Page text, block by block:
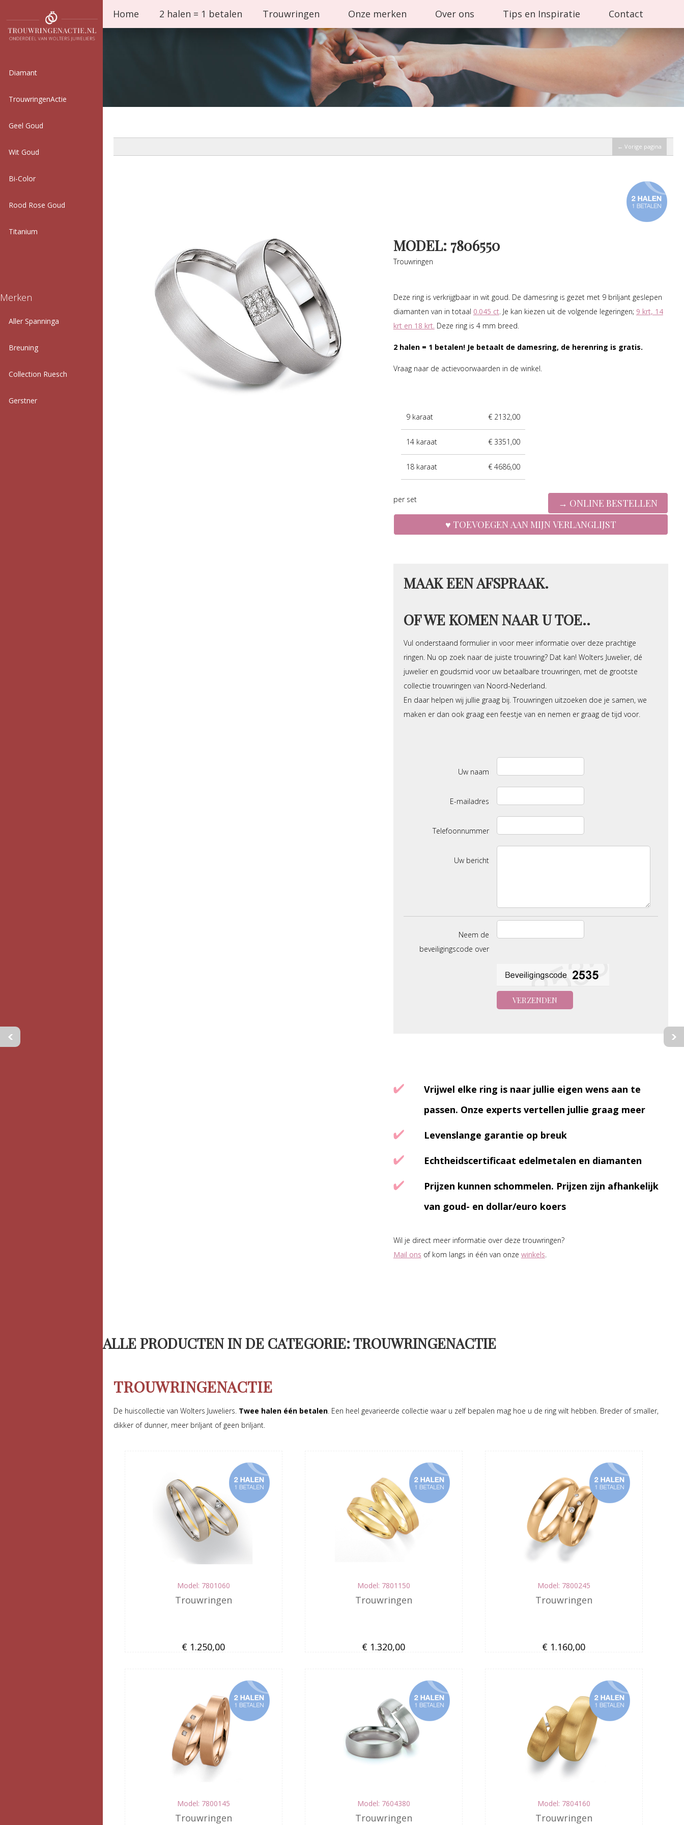
Diamant
TrouwringenActie
Geel Goud
Wit Goud
Bi-Color
Rood Rose Goud
Titanium
Merken
Aller Spanninga
Breuning
Collection Ruesch
Gerstner
Home 2 halen = 1 betalen Trouwringen Onze merken Over ons Tips en Inspiratie Contact
← Vorige pagina
MODEL: 7806550
Trouwringen
Deze ring is verkrijgbaar in wit goud. De damesring is gezet met 9 briljant geslepen
diamanten van in totaal 0.045 ct. Je kan kiezen uit de volgende legeringen; 9 krt, 14
krt en 18 krt. Deze ring is 4 mm breed.
2 halen = 1 betalen! Je betaalt de damesring, de herenring is gratis.
Vraag naar de actievoorwaarden in de winkel.
9 karaat € 2132,00
14 karaat € 3351,00
18 karaat € 4686,00
per set
MAAK EEN AFSPRAAK.
OF WE KOMEN NAAR U TOE..
Vul onderstaand formulier in voor meer informatie over deze prachtige
ringen. Nu op zoek naar de juiste trouwring? Dat kan! Wolters Juwelier, dé
juwelier en goudsmid voor uw betaalbare trouwringen, met de grootste
collectie trouwringen van Noord-Nederland.
En daar helpen wij jullie graag bij. Trouwringen uitzoeken doe je samen, we
maken er dan ook graag een feestje van en nemen er graag de tijd voor.
Uw naam
E-mailadres
Telefoonnummer
Uw bericht
Neem de
beveiligingscode over
Vrijwel elke ring is naar jullie eigen wens aan te
passen. Onze experts vertellen jullie graag meer
Levenslange garantie op breuk
Echtheidscertificaat edelmetalen en diamanten
Prijzen kunnen schommelen. Prijzen zijn afhankelijk
van goud- en dollar/euro koers
Wil je direct meer informatie over deze trouwringen?
Mail ons of kom langs in één van onze winkels.
ALLE PRODUCTEN IN DE CATEGORIE: TROUWRINGENACTIE
TROUWRINGENACTIE
De huiscollectie van Wolters Juweliers. Twee halen één betalen. Een heel gevarieerde collectie waar u zelf bepalen mag hoe u de ring wilt hebben. Breder of smaller,
dikker of dunner, meer briljant of geen briljant.
Model: 7801060
Trouwringen
€ 1.250,00
Model: 7801150
Trouwringen
€ 1.320,00
Model: 7800245
Trouwringen
€ 1.160,00
Model: 7800145
Trouwringen
Model: 7604380
Trouwringen
Model: 7804160
Trouwringen